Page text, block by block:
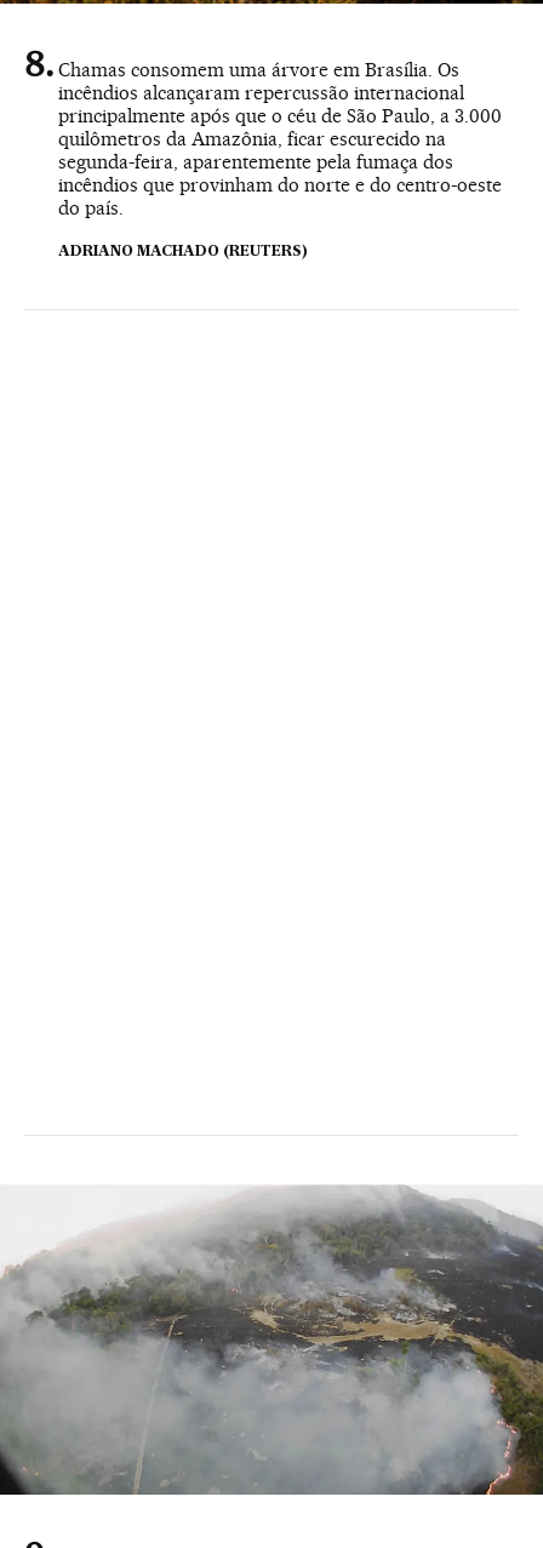
Chamas consomem uma árvore em Brasília. Os
incêndios alcançaram repercussão internacional
principalmente após que o céu de São Paulo, a 3.000
quilômetros da Amazônia, ficar escurecido na
segunda-feira, aparentemente pela fumaça dos
incêndios que provinham do norte e do centro-oeste
do país.
ADRIANO MACHADO (REUTERS)